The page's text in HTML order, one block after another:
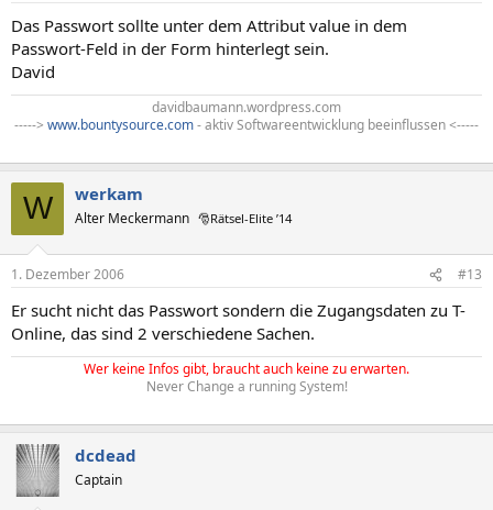
Das Passwort sollte unter dem Attribut value in dem
Passwort-Feld in der Form hinterlegt sein.
David
davidbaumann.wordpress.com
-----> www.bountysource.com- aktiv Softwareentwicklung beeinflussen <-----
W werkam
Alter Meckermann 🎅Rätsel-Elite ’14
1. Dezember 2006 #13
Er sucht nicht das Passwort sondern die Zugangsdaten zu T-
Online, das sind 2 verschiedene Sachen.
Wer keine Infos gibt, braucht auch keine zu erwarten.
Never Change a running System!
dcdead
Captain